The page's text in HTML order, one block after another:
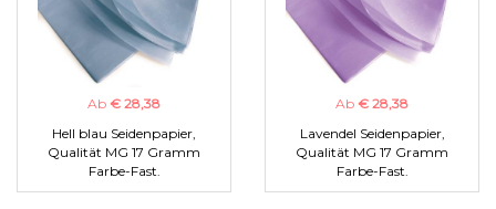
Ab € 28,38
Hell blau Seidenpapier,
Qualität MG 17 Gramm
Farbe-Fast.
Ab € 28,38
Lavendel Seidenpapier,
Qualität MG 17 Gramm
Farbe-Fast.